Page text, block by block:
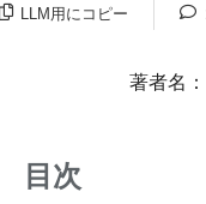
LLM用にコピー
著者名：
目次